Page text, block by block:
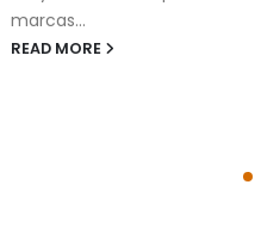
marcas...
READ MORE